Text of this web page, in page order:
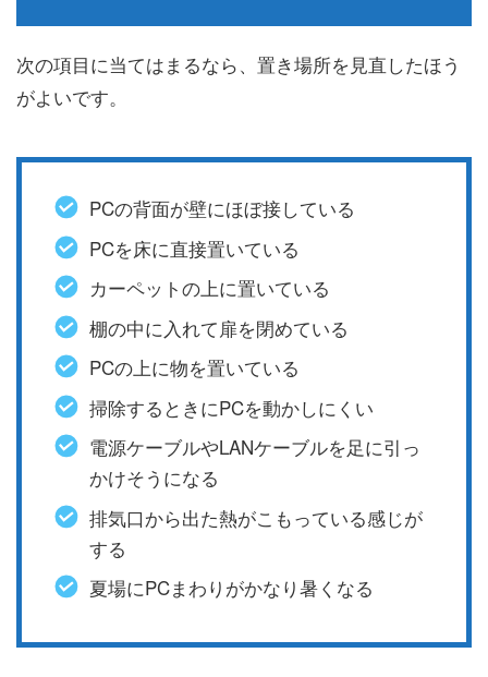
次の項目に当てはまるなら、置き場所を見直したほう
がよいです。
PCの背面が壁にほぼ接している
PCを床に直接置いている
カーペットの上に置いている
棚の中に入れて扉を閉めている
PCの上に物を置いている
掃除するときにPCを動かしにくい
電源ケーブルやLANケーブルを足に引っ
かけそうになる
排気口から出た熱がこもっている感じが
する
夏場にPCまわりがかなり暑くなる